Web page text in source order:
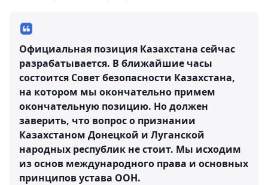
Официальная позиция Казахстана сейчас
разрабатывается. В ближайшие часы
состоится Совет безопасности Казахстана,
на котором мы окончательно примем
окончательную позицию. Но должен
заверить, что вопрос о признании
Казахстаном Донецкой и Луганской
народных республик не стоит. Мы исходим
из основ международного права и основных
принципов устава ООН.